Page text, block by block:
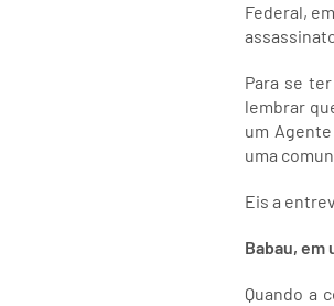
Federal,
Para se
lembrar
um
uma
Eis a
Babau, em
Quando a